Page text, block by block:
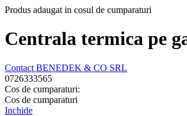
Produs adaugat in cosul de cumparaturi
Centrala termica pe
Contact BENEDEK & CO SRL
0726333565
Cos de cumparaturi:
Cos de cumparaturi
Inchide